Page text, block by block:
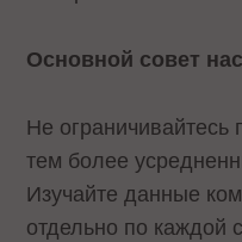
Основной совет
Не ограничивайтесь
тем более
Изучайте данные
отдельно по каждой